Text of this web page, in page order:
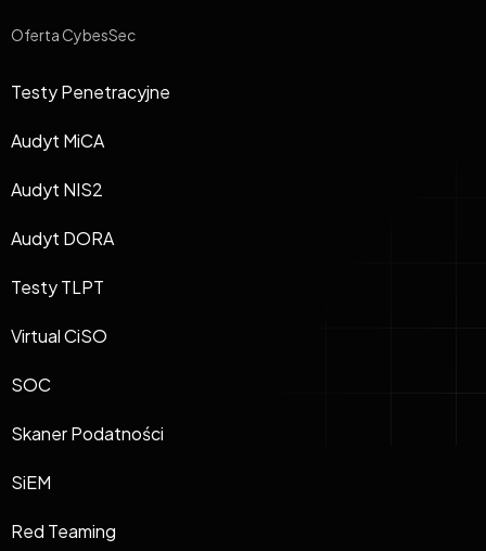
Oferta CybesSec
Testy Penetracyjne
Audyt MiCA
Audyt NIS2
Audyt DORA
Testy TLPT
Virtual CiSO
SOC
Skaner Podatności
SiEM
Red Teaming